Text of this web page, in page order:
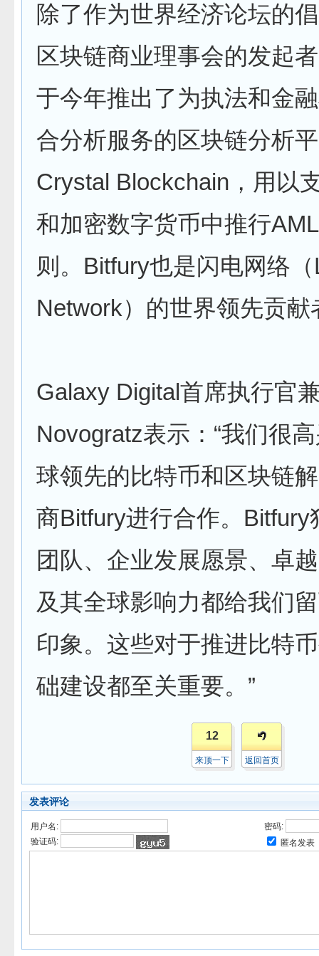
除了作为世界经济论坛的
区块链商业理事会的发起
于今年推出了为执法和金
合分析服务的区块链分析
Crystal Blockchain，用以
和加密数字货币中推行
则。Bitfury也是闪电网络
Network）的世界领先贡献
Galaxy Digital首席执行官
Novogratz表示：“我们很
球领先的比特币和区块链
商Bitfury进行合作。Bitfury
团队、企业发展愿景、卓
及其全球影响力都给我们
印象。这些对于推进比特
础建设都至关重要。”
12
来顶一下 返回首页
发表评论
用户名:
密码:
验证码:
匿名发表